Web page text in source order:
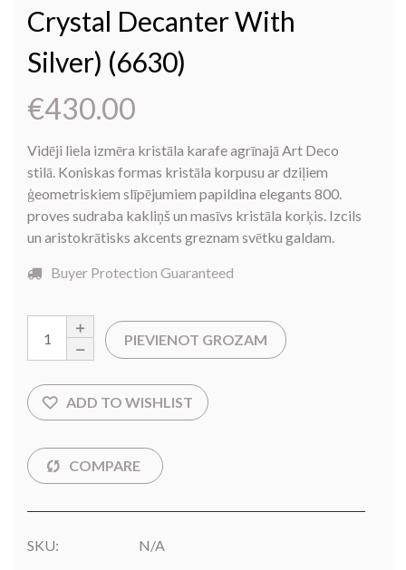
Crystal Decanter With
Silver) (6630)
€430.00
Vidēji liela izmēra kristāla karafe agrīnajā Art Deco
stilā. Koniskas formas kristāla korpusu ar dziļiem
ģeometriskiem slīpējumiem papildina elegants 800.
proves sudraba kakliņš un masīvs kristāla korķis. Izcils
un aristokrātisks akcents greznam svētku galdam.
Buyer Protection Guaranteed
PIEVIENOT GROZAM
SKU: N/A